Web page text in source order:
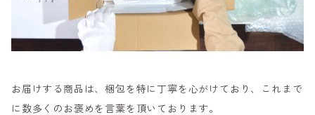
お届けする商品は、梱包を特に丁寧を心がけており、これまで
に数多くのお褒めを言葉を頂いております。